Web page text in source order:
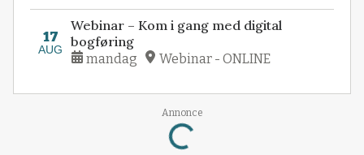
17
AUG
Webinar – Kom i gang med digital
bogføring
mandag Webinar - ONLINE
Annonce
Loading...